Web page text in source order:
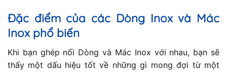
Đặc điểm của các Dòng Inox và Mác
Inox phổ biến
Khi bạn ghép nối Dòng và Mác Inox với nhau, bạn sẽ
thấy một dấu hiệu tốt về những gì mong đợi từ một